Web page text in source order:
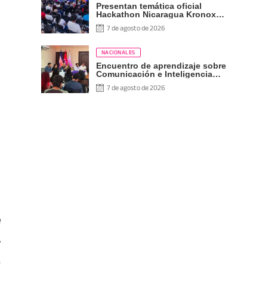
Presentan temática oficial
Hackathon Nicaragua Kronox
2026, 10 años ¡Siempre Más
Allá!7 de agosto de 2026
NACIONALES
Encuentro de aprendizaje sobre
Comunicación e Inteligencia
Artificial
7 de agosto de 2026